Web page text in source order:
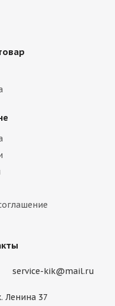
service-kik@mail.ru
Ленина 37